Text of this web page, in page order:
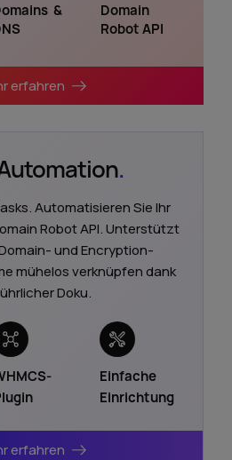
&
Domain
RobotAPI
erfahren
.
Automatisieren Sie Ihr
Robot API. Unterstützt
und Encryption-
mühelos verknüpfen dank
Doku.
Einfache
Einrichtung
erfahren